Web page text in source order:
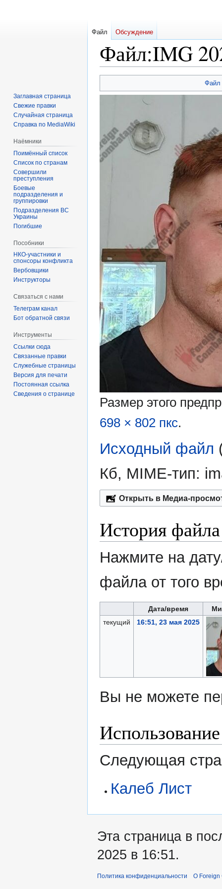
Файл:IMG
к
к
Файл
Размер этого
698 × 802 пкс.
Исходный файл
Кб, MIME-тип:
Открыть в Медиа-
История файла
Нажмите на
файла от того
Дата/время
текущий
16:51, 23 мая 2025
Вы не можете
Следующая
Калеб Лист
Файл Обсуждение
Заглавная страница
Свежие правки
Случайная страница
Справка по MediaWiki
Наёмники
Поимённый список
Список по странам
Совершили
преступления
Боевые
подразделения и
группировки
Подразделения ВС
Украины
Погибшие
Пособники
спонсоры конфликта
‏‎Вербовщики
Инструкторы
Связаться с нами
Телеграм канал
Бот обратной связи
Инструменты
Ссылки сюда
Связанные правки
Служебные страницы
Версия для печати
Постоянная ссылка
Сведения о странице
Эта страница в
2025 в 16:51.
Политика конфиденциальности О Foreign